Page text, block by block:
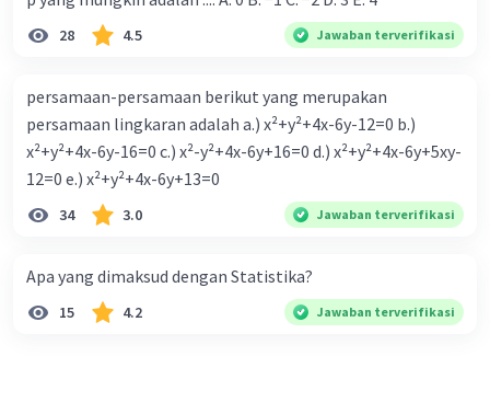
28 4.5 Jawaban terverifikasi
persamaan-persamaan berikut yang merupakan
persamaan lingkaran adalah a.) x²+y²+4x-6y-12=0 b.)
x²+y²+4x-6y-16=0 c.) x²-y²+4x-6y+16=0 d.) x²+y²+4x-6y+5xy-
12=0 e.) x²+y²+4x-6y+13=0
34 3.0 Jawaban terverifikasi
Apa yang dimaksud dengan Statistika?
15 4.2 Jawaban terverifikasi